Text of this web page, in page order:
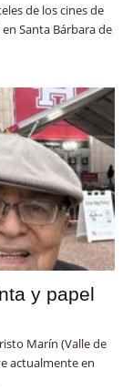
de los cines de
Santa Bárbara de
y papel
Marín (Valle de
actualmente en